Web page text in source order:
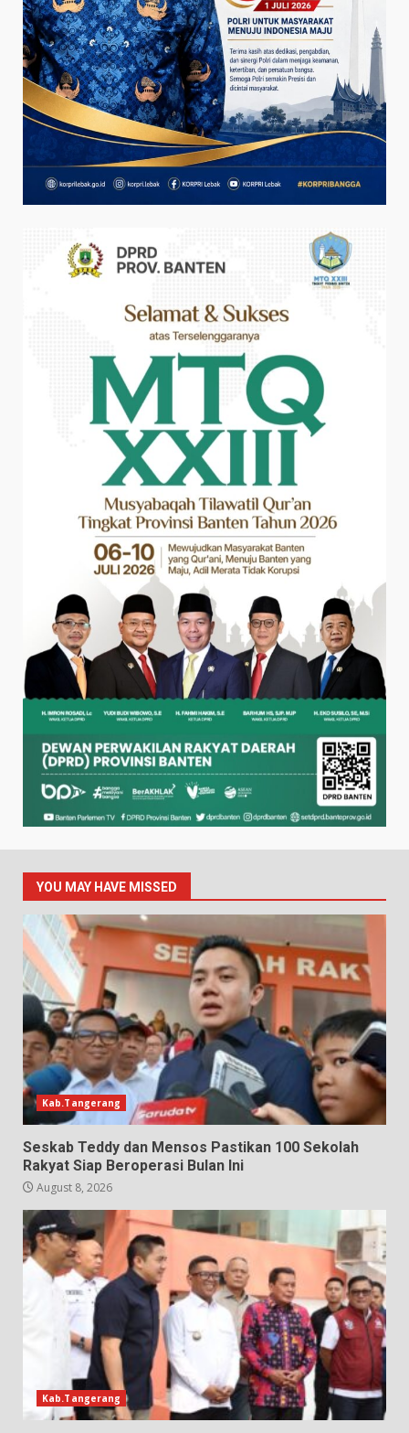
YOU MAY HAVE MISSED
Kab.Tangerang
Seskab Teddy dan Mensos Pastikan 100 Sekolah
Rakyat Siap Beroperasi Bulan Ini
August 8, 2026
Kab.Tangerang